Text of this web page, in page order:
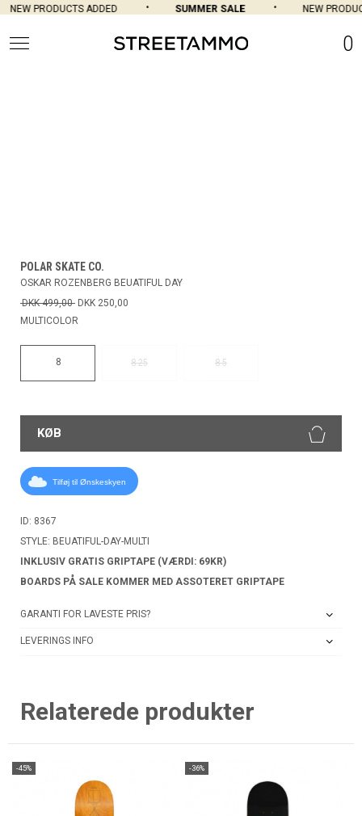
NEW PRODUCTS ADDED SUMMER SALE NEW
0
POLAR SKATE CO.
OSKAR ROZENBERG BEUATIFUL DAY
DKK 499,00 DKK 250,00
MULTICOLOR
8 8.25 8.5
KØB
Tilføj til Ønskeskyen
ID: 8367
STYLE: BEUATIFUL-DAY-MULTI
INKLUSIV GRATIS GRIPTAPE (VÆRDI: 69KR)
BOARDS PÅ SALE KOMMER MED ASSOTERET GRIPTAPE
GARANTI FOR LAVESTE PRIS?
LEVERINGS INFO
Relaterede produkter
-45% -36%